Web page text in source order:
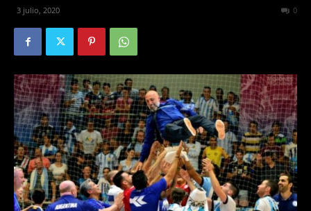
3 julio, 2020 0